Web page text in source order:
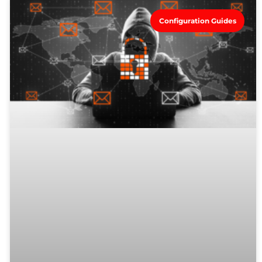
Configuration Guides